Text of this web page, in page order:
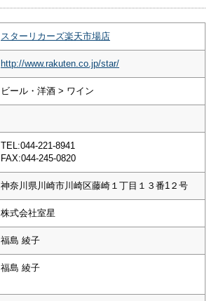
スターリカーズ楽天市場店
http://www.rakuten.co.jp/star/
ビール・洋酒 > ワイン
TEL:044-221-8941
FAX:044-245-0820
神奈川県川崎市川崎区藤崎１丁目１３番1２号
株式会社室星
福島 綾子
福島 綾子